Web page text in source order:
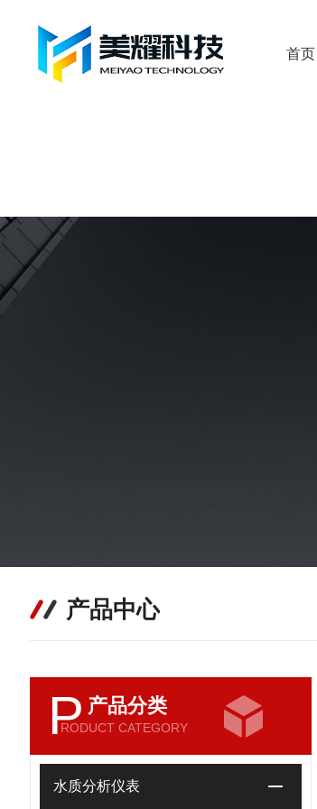
首页
产品中心
P 产品分类
RODUCT CATEGORY
水质分析仪表